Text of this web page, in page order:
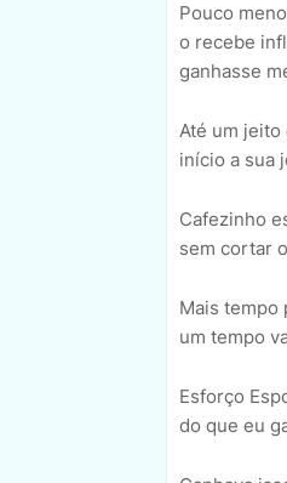
Pouco
o recebe
ganhasse
Até um
início a sua
Cafezinho
sem cortar
Mais tempo
um tempo
Esforço
do que eu